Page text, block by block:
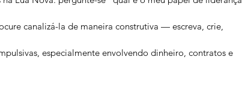
canalizá-la de maneira construtiva — escreva, crie,
especialmente envolvendo dinheiro, contratos e